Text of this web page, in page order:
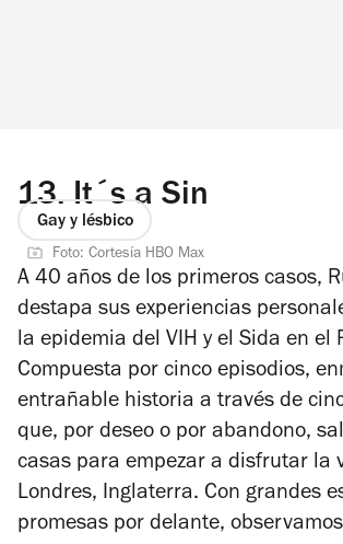
13. It´s a Sin
Gay y lésbico
Foto: Cortesía HBO Max
A 40 años de los primeros casos,
destapa sus experiencias
la epidemia del VIH y el Sida en el
Compuesta por cinco episodios,
entrañable historia a través de
que, por deseo o por abandono,
casas para empezar a disfrutar la
Londres, Inglaterra. Con grandes
promesas por delante,